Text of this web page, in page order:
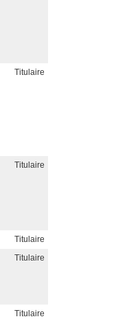
Titulaire
Titulaire
Titulaire
Titulaire
Titulaire